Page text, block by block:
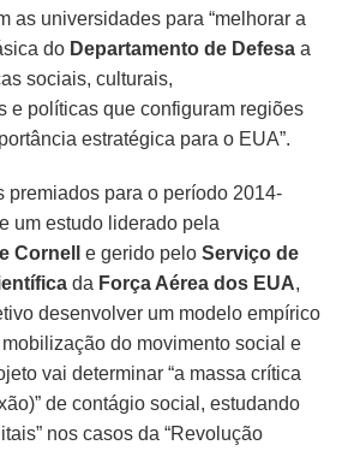
as universidades para “melhorar a
do Departamento de Defesa a
sociais, culturais,
e políticas que configuram regiões
estratégica para o EUA”.
premiados para o período 2014-
um estudo liderado pela
Cornell
e gerido peloServiço de
da Força Aérea dos EUA,
desenvolver um modelo empírico
do movimento social e
vai determinar “a massa crítica
de contágio social, estudando
nos casos da “Revolução